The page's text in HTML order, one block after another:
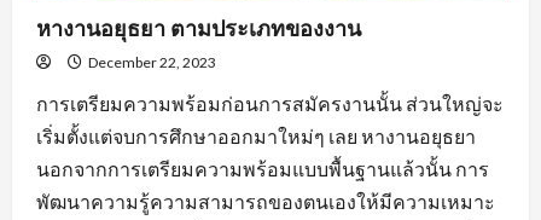
หางานอยุธยา ตามประเภทของงาน
December 22, 2023
การเตรียมความพร้อมก่อนการสมัครงานนั้น ส่วนใหญ่จะ
เริ่มตั้งแต่จบการศึกษาออกมาใหม่ๆ เลย หางานอยุธยา
นอกจากการเตรียมความพร้อมแบบพื้นฐานแล้วนั้น การ
พัฒนาความรู้ความสามารถของตนเองให้มีความเหมาะ